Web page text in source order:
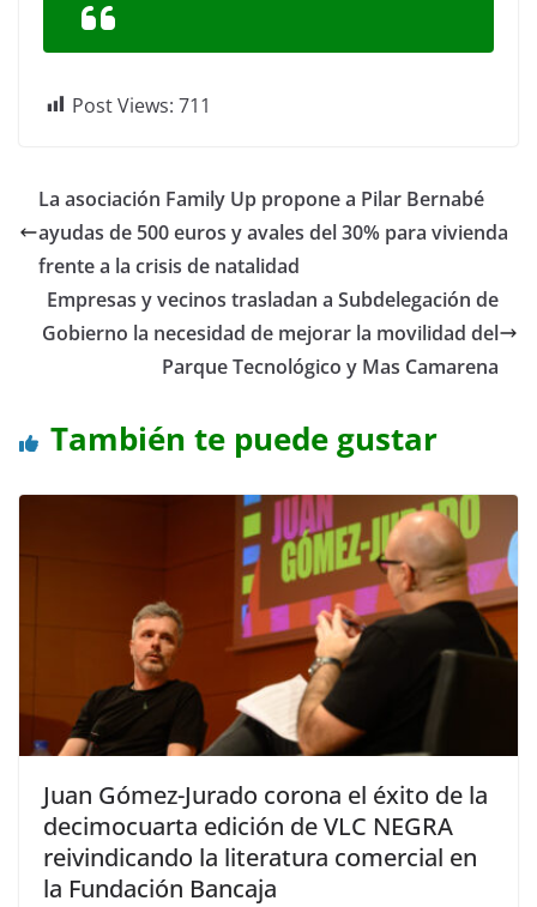
Post Views: 711
La asociación Family Up propone a Pilar Bernabé
ayudas de 500 euros y avales del 30% para vivienda
frente a la crisis de natalidad
Empresas y vecinos trasladan a Subdelegación de
Gobierno la necesidad de mejorar la movilidad del
Parque Tecnológico y Mas Camarena
También te puede gustar
Juan Gómez-Jurado corona el éxito de la
decimocuarta edición de VLC NEGRA
reivindicando la literatura comercial en
la Fundación Bancaja